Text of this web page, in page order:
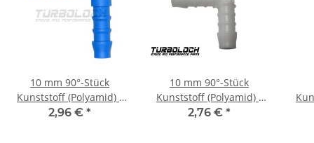
10 mm 90°-Stück
Kunststoff (Polyamid) -
blau
2,96 € *
10 mm 90°-Stück
Kunststoff (Polyamid) -
weiß
2,76 € *